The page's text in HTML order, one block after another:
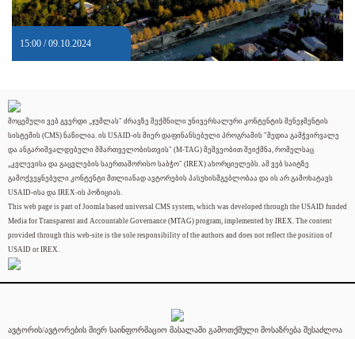
15:00 / 09.10.2024
მოცემული ვებ გვერდი „ჯუმლას" ძრავზე შექმნილი უნივერსალური კონტენტის მენეჯმენტის
სისტემის (CMS) ნაწილია. ის USAID-ის მიერ დაფინანსებული პროგრამის "მედია გამჭვირვალე
და ანგარიშვალდებული მმართველობისთვის" (M-TAG) მეშვეობით შეიქმნა, რომელსაც
„კვლევისა და გაცვლების საერთაშორისო საბჭო" (IREX) ახორციელებს. ამ ვებ საიტზე
გამოქვეყნებული კონტენტი მთლიანად ავტორების პასუხისმგებლობაა და ის არ გამოხატავს
USAID-ისა და IREX-ის პოზიციას.
This web page is part of Joomla based universal CMS system, which was developed through the USAID funded
Media for Transparent and Accountable Governance (MTAG) program, implemented by IREX. The content
provided through this web-site is the sole responsibility of the authors and does not reflect the position of
USAID or IREX.
ავტორის/ავტორების მიერ საინფორმაციო მასალაში გამოთქმული მოსაზრება შესაძლოა